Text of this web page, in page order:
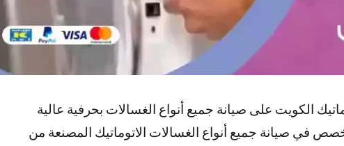
الكويت على صيانة جميع أنواع الغسالات بحرفية عالية
في صيانة جميع أنواع الغسالات الاتوماتيك المصنعة من